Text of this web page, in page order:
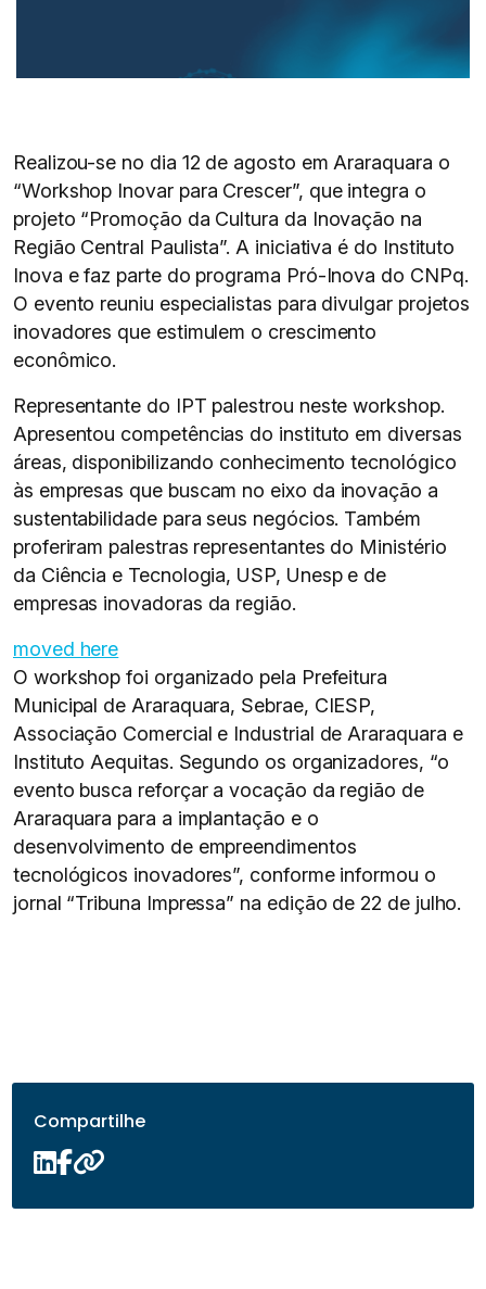
Realizou-se no dia 12 de agosto em Araraquara o
“Workshop Inovar para Crescer”, que integra o
projeto “Promoção da Cultura da Inovação na
Região Central Paulista”. A iniciativa é do Instituto
Inova e faz parte do programa Pró-Inova do CNPq.
O evento reuniu especialistas para divulgar projetos
inovadores que estimulem o crescimento
econômico.
Representante do IPT palestrou neste workshop.
Apresentou competências do instituto em diversas
áreas, disponibilizando conhecimento tecnológico
às empresas que buscam no eixo da inovação a
sustentabilidade para seus negócios. Também
proferiram palestras representantes do Ministério
da Ciência e Tecnologia, USP, Unesp e de
empresas inovadoras da região.
moved here
O workshop foi organizado pela Prefeitura
Municipal de Araraquara, Sebrae, CIESP,
Associação Comercial e Industrial de Araraquara e
Instituto Aequitas. Segundo os organizadores, “o
evento busca reforçar a vocação da região de
Araraquara para a implantação e o
desenvolvimento de empreendimentos
tecnológicos inovadores”, conforme informou o
jornal “Tribuna Impressa” na edição de 22 de julho.
Compartilhe